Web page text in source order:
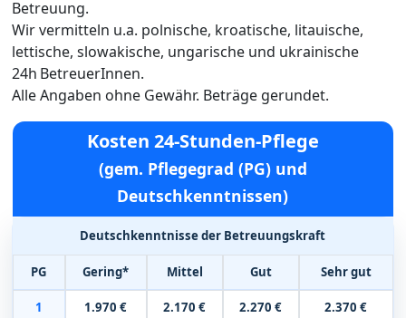
Betreuung.
Wir vermitteln u.a. polnische, kroatische, litauische,
lettische, slowakische, ungarische und ukrainische
24h BetreuerInnen.
Alle Angaben ohne Gewähr. Beträge gerundet.
Kosten 24-Stunden-Pflege
(gem. Pflegegrad (PG) und
Deutschkenntnissen)
Deutschkenntnisse der Betreuungskraft
PG Gering* Mittel Gut Sehr gut
1 1.970 € 2.170 € 2.270 € 2.370 €